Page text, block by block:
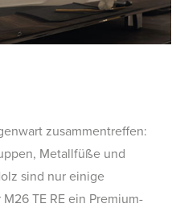
zusammentreffen:
Metallfüße und
sind nur einige
TE RE ein Premium-